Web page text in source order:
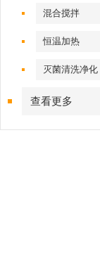
混合搅拌
恒温加热
灭菌清洗净化
查看更多